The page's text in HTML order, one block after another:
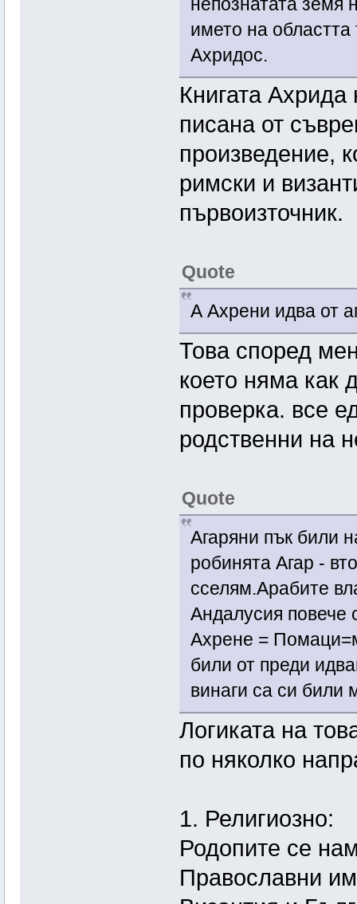
непознатата земя
името на
Ахридос.
Книгата Ахрида
писана от
произведение,
римски и
първоизточник.
Quote
А Ахрени идва от
Това според
което няма как
проверка. все
родственни на
Quote
Агаряни пък били
робинята Агар -
сселям.Арабите
Андалусия повече
Ахрене =
били от преди
винаги са си били
Логиката на
по няколко
1. Религиозно:
Родопите се
Православни